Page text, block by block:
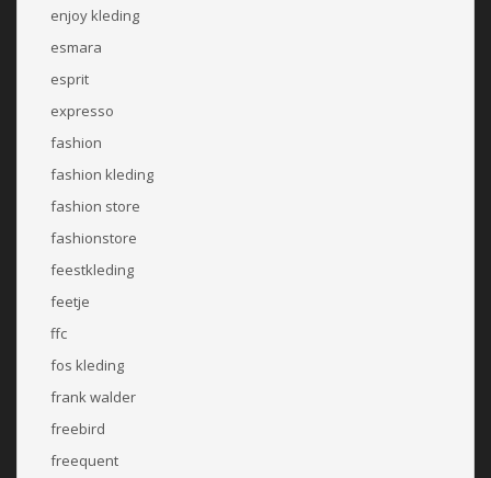
enjoy kleding
esmara
esprit
expresso
fashion
fashion kleding
fashion store
fashionstore
feestkleding
feetje
ffc
fos kleding
frank walder
freebird
freequent